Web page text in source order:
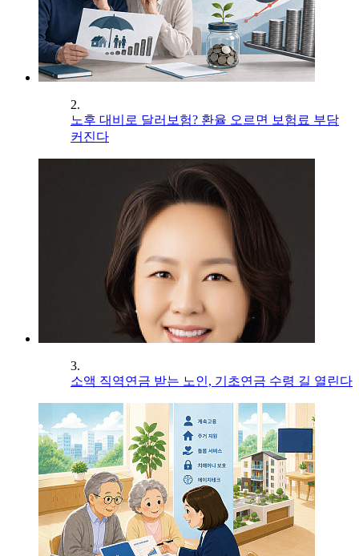
2.
노후 대비로 달러보험? 환율 오르면 보험료 부담
커진다
3.
소액 직역연금 받는 노인, 기초연금 수령 길 열린다